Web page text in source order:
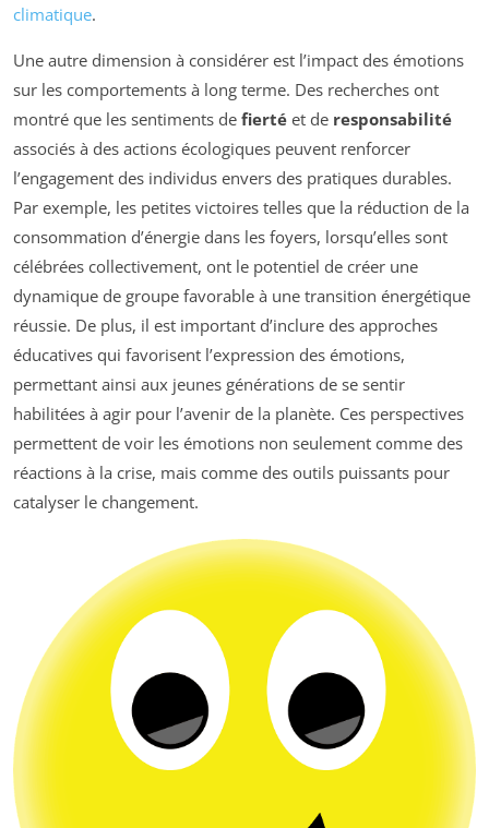
climatique.
Une autre dimension à considérer est l’impact des émotions
sur les comportements à long terme. Des recherches ont
montré que les sentiments de fierté et de responsabilité
associés à des actions écologiques peuvent renforcer
l’engagement des individus envers des pratiques durables.
Par exemple, les petites victoires telles que la réduction de la
consommation d’énergie dans les foyers, lorsqu’elles sont
célébrées collectivement, ont le potentiel de créer une
dynamique de groupe favorable à une transition énergétique
réussie. De plus, il est important d’inclure des approches
éducatives qui favorisent l’expression des émotions,
permettant ainsi aux jeunes générations de se sentir
habilitées à agir pour l’avenir de la planète. Ces perspectives
permettent de voir les émotions non seulement comme des
réactions à la crise, mais comme des outils puissants pour
catalyser le changement.